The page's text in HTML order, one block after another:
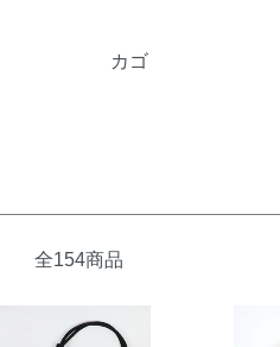
カゴ
全154商品